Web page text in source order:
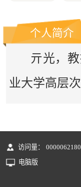
个人简介
亓光，
业大学高层
访问量： 0000062180
电脑版